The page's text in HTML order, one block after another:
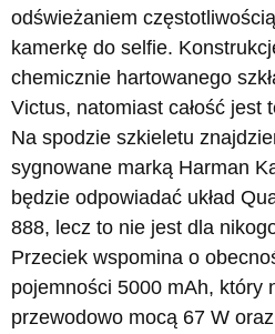
odświeżaniem
kamerkę do selfie.
chemicznie hartowanego
Victus, natomiast całość jest
Na spodzie szkieletu
sygnowane marką Harman
będzie odpowiadać układ
888, lecz to nie jest dla
Przeciek wspomina o
pojemności 5000 mAh, który
przewodowo mocą 67 W